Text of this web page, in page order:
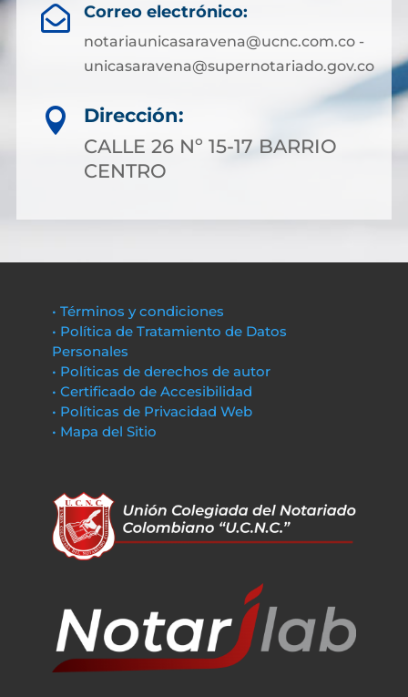
 Correo electrónico:
notariaunicasaravena@ucnc.com.co -
unicasaravena@supernotariado.gov.co

Dirección:
CALLE 26 Nº 15-17 BARRIO
CENTRO
• Términos y condiciones
• Política de Tratamiento de Datos
Personales
• Políticas de derechos de autor
• Certificado de Accesibilidad
• Políticas de Privacidad Web
• Mapa del Sitio